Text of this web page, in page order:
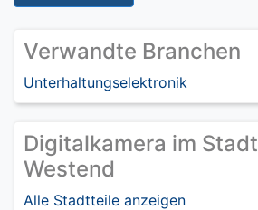
Verwandte Branchen
Unterhaltungselektronik
Digitalkamera im
Westend
Alle Stadtteile anzeigen